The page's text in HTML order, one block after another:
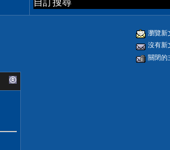
自訂搜尋
瀏覽新
沒有新
關閉的